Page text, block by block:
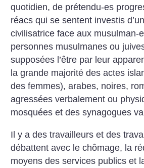
quotidien, de prétendu-es
réacs qui se sentent investis
civilisatrice face aux musulman-
personnes musulmanes ou
supposées l’être par leur
la grande majorité des actes
des femmes), arabes, noires,
agressées verbalement ou
mosquées et des synagogues
Il y a des travailleurs et des
débattent avec le chômage, la
moyens des services publics et